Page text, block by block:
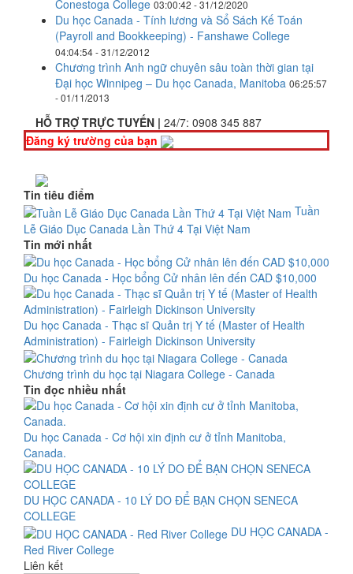
Conestoga College 03:00:42 - 31/12/2020
Du học Canada - Tính lương và Sổ Sách Kế Toán
(Payroll and Bookkeeping) - Fanshawe College
04:04:54 - 31/12/2012
Chương trình Anh ngữ chuyên sâu toàn thời gian tại
Đại học Winnipeg – Du học Canada, Manitoba 06:25:57
- 01/11/2013
HỖ TRỢ TRỰC TUYẾN | 24/7: 0908 345 887
Đăng ký trường của bạn
Tin tiêu điểm
Tuần
Lễ Giáo Dục Canada Lần Thứ 4 Tại Việt Nam
Tin mới nhất
Du học Canada - Học bổng Cử nhân lên đến CAD $10,000
Du học Canada - Thạc sĩ Quản trị Y tế (Master of Health
Administration) - Fairleigh Dickinson University
Chương trình du học tại Niagara College - Canada
Tin đọc nhiều nhất
Du học Canada - Cơ hội xin định cư ở tỉnh Manitoba,
Canada.
DU HỌC CANADA - 10 LÝ DO ĐỂ BẠN CHỌN SENECA
COLLEGE
DU HỌC CANADA -
Red River College
Liên kết